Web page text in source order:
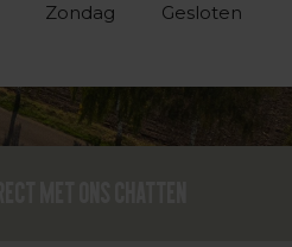
Zondag
Gesloten